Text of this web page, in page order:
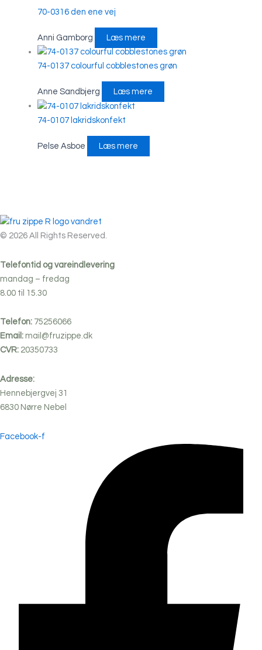
70-0316 den ene vej
Anni Gamborg Læs mere
74-0137 colourful cobblestones grøn
Anne Sandbjerg Læs mere
74-0107 lakridskonfekt
Pelse Asboe Læs mere
© 2026 All Rights Reserved.
Telefontid og vareindlevering
mandag – fredag
8.00 til 15.30
Telefon: 75256066
Email: mail@fruzippe.dk
CVR: 20350733
Adresse:
Hennebjergvej 31
6830 Nørre Nebel
Facebook-f